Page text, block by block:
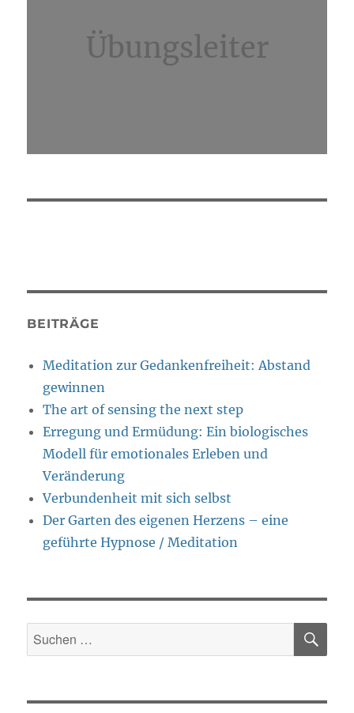
Übungsleiter
BEITRÄGE
Meditation zur Gedankenfreiheit: Abstand
gewinnen
The art of sensing the next step
Erregung und Ermüdung: Ein biologisches
Modell für emotionales Erleben und
Veränderung
Verbundenheit mit sich selbst
Der Garten des eigenen Herzens – eine
geführte Hypnose / Meditation
Suche
nach: